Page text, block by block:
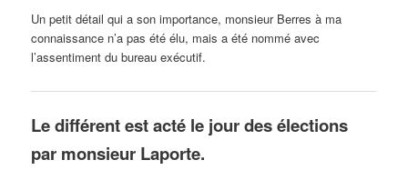
Un petit détail qui a son importance, monsieur Berres à ma
connaissance n’a pas été élu, mais a été nommé avec
l’assentiment du bureau exécutif.
Le différent est acté le jour des élections
par monsieur Laporte.